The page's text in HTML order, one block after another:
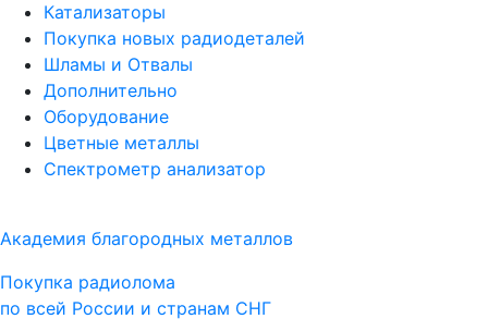
Катализаторы
Покупка новых радиодеталей
Шламы и Отвалы
Дополнительно
Оборудование
Цветные металлы
Спектрометр анализатор
Академия благородных металлов
Покупка радиолома
по всей России и странам СНГ